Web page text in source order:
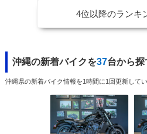
4位以降のランキ
沖縄の新着バイクを37台から探
沖縄県の新着バイク情報を1時間に1回更新して